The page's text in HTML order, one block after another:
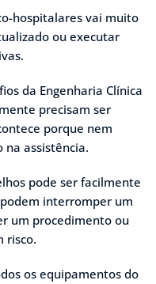
hospitalares vai muito
ou executar
da Engenharia Clínica
precisam ser
porque nem
na assistência.
pode ser facilmente
interromper um
um procedimento ou
risco.
os equipamentos do